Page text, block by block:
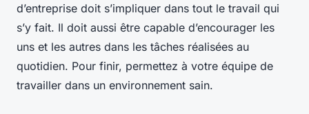
d’entreprise doit s’impliquer dans tout le travail qui
s’y fait. Il doit aussi être capable d’encourager les
uns et les autres dans les tâches réalisées au
quotidien. Pour finir, permettez à votre équipe de
travailler dans un environnement sain.